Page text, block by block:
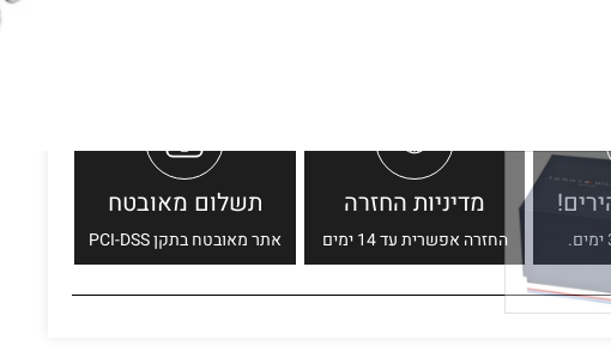
מדיניות החזרה
החזרה אפשרית עד 14 ימים
תשלום מאובטח
אתר מאובטח בתקן PCI-DSS